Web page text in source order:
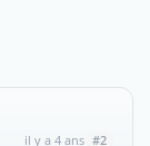
il y a 4 ans #2